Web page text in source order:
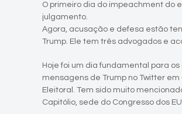
O primeiro dia do impeachment do
julgamento.
Agora, acusação e defesa estão
Trump. Ele tem três advogados e
Hoje foi um dia fundamental para
mensagens de Trump no Twitter
Eleitoral. Tem sido muito
Capitólio, sede do Congresso dos